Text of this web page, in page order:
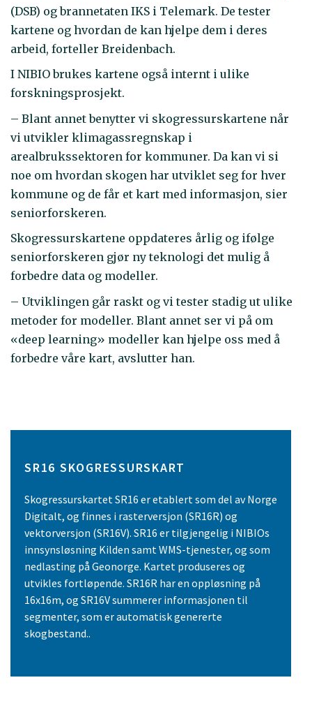
(DSB) og brannetaten IKS i Telemark. De tester
kartene og hvordan de kan hjelpe dem i deres
arbeid, forteller Breidenbach.
I NIBIO brukes kartene også internt i ulike
forskningsprosjekt.
– Blant annet benytter vi skogressurskartene når
vi utvikler klimagassregnskap i
arealbrukssektoren for kommuner. Da kan vi si
noe om hvordan skogen har utviklet seg for hver
kommune og de får et kart med informasjon, sier
seniorforskeren.
Skogressurskartene oppdateres årlig og ifølge
seniorforskeren gjør ny teknologi det mulig å
forbedre data og modeller.
– Utviklingen går raskt og vi tester stadig ut ulike
metoder for modeller. Blant annet ser vi på om
«deep learning» modeller kan hjelpe oss med å
forbedre våre kart, avslutter han.
SR16 SKOGRESSURSKART
Skogressurskartet SR16 er etablert som del av Norge
Digitalt, og finnes i rasterversjon (SR16R) og
vektorversjon (SR16V). SR16 er tilgjengelig i NIBIOs
innsynsløsning Kilden samt WMS-tjenester, og som
nedlasting på Geonorge. Kartet produseres og
utvikles fortløpende. SR16R har en oppløsning på
16x16m, og SR16V summerer informasjonen til
segmenter, som er automatisk genererte
skogbestand..